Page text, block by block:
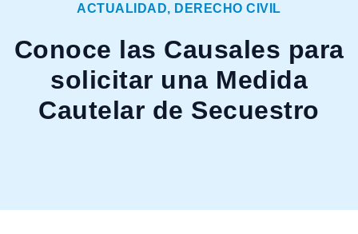
ACTUALIDAD, DERECHO CIVIL
Conoce las Causales para
solicitar una Medida
Cautelar de Secuestro